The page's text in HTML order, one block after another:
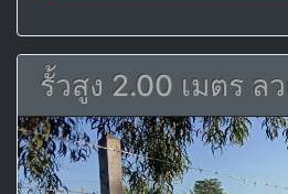
รั้วสูง 2.00 เมตร ล